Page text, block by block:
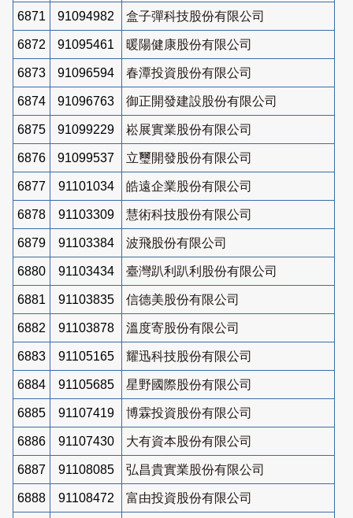
6871 91094982 盒子彈科技股份有限公司
6872 91095461 暖陽健康股份有限公司
6873 91096594 春潭投資股份有限公司
6874 91096763 御正開發建設股份有限公司
6875 91099229 崧展實業股份有限公司
6876 91099537 立璽開發股份有限公司
6877 91101034 皓遠企業股份有限公司
6878 91103309 慧術科技股份有限公司
6879 91103384 波飛股份有限公司
6880 91103434 臺灣趴利趴利股份有限公司
6881 91103835 信德美股份有限公司
6882 91103878 溫度寄股份有限公司
6883 91105165 耀迅科技股份有限公司
6884 91105685 星野國際股份有限公司
6885 91107419 博霖投資股份有限公司
6886 91107430 大有資本股份有限公司
6887 91108085 弘昌貴實業股份有限公司
6888 91108472 富由投資股份有限公司